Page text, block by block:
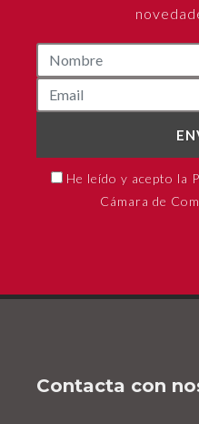
He leído y acepto la
Cámara de
Contacta con